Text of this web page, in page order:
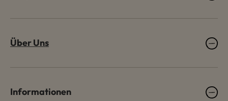
Über Uns
Informationen